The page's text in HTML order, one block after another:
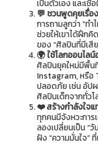
เป็นตัวเอง และเ
💬 ชวนพูดคุยเรื่อ
การถามลูกว่า “ทำ
ช่วยให้เขาได้ฝึก
ของ “ศิลปินที่มีเสี
🌍 ใช้โลกออนไล
ศิลปินยุคใหม่มีพื้น
Instagram, หรือ
ปลอดภัย เช่น อัป
ศิลปินเด็กจากทั่ว
❤️ สร้างกำลังใจแ
ทุกคนมีจังหวะการ
ลองเปลี่ยนเป็น “
ฝัง “ความมั่นใจ”